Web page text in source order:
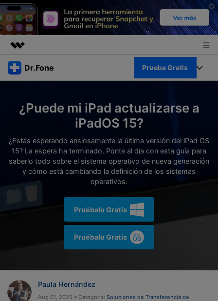
Productos destacados
Resumen
Quiénes somos
Sala de prensa
Tienda
Dr.Fone Prueba Gratis
Ver Kit Completo >
Para PC
Para Celular
Recursos
Descubre lo mejor de Dr.Fone
Blog
Transferencia de Datos
Reparación de Móviles
Encuentra Más Soluciones
Desbloqueo FRP en Android 16
¿Puede mi iPad actualizarse a
iPadOS 15?
¿Estás esperando ansiosamente la última versión del iPad OS
15? La espera ha terminado. Ponte al día con esta guía para
saberlo todo sobre el sistema operativo de nueva generación
y cómo está cambiando la definición de los sistemas
operativos.
Pruébalo Gratis
Pruébalo Gratis
Paula Hernández
Aug 01, 2025 • Categoría: Soluciones de Transferencia de